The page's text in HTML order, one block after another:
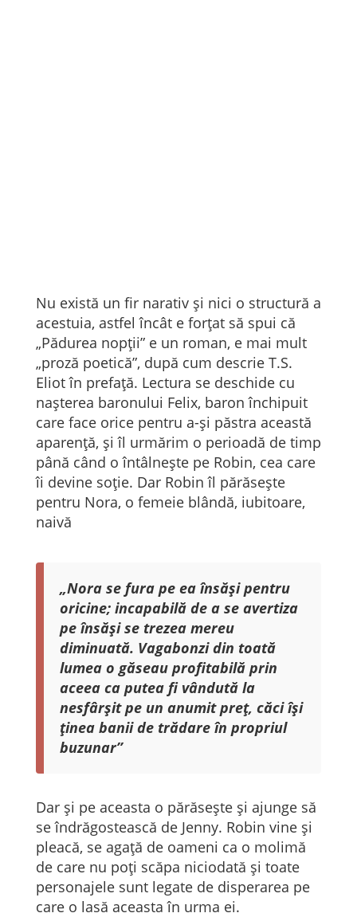
Nu există un fir narativ și nici o structură a
acestuia, astfel încât e forțat să spui că
„Pădurea nopții” e un roman, e mai mult
„proză poetică”, după cum descrie T.S.
Eliot în prefață. Lectura se deschide cu
nașterea baronului Felix, baron închipuit
care face orice pentru a-și păstra această
aparență, și îl urmărim o perioadă de timp
până când o întâlnește pe Robin, cea care
îi devine soție. Dar Robin îl părăsește
pentru Nora, o femeie blândă, iubitoare,
naivă
„Nora se fura pe ea însăși pentru
oricine; incapabilă de a se avertiza
pe însăși se trezea mereu
diminuată. Vagabonzi din toată
lumea o găseau profitabilă prin
aceea ca putea fi vândută la
nesfârșit pe un anumit preț, căci își
ținea banii de trădare în propriul
buzunar”
Dar și pe aceasta o părăsește și ajunge să
se îndrăgostească de Jenny. Robin vine și
pleacă, se agață de oameni ca o molimă
de care nu poți scăpa niciodată și toate
personajele sunt legate de disperarea pe
care o lasă aceasta în urma ei.